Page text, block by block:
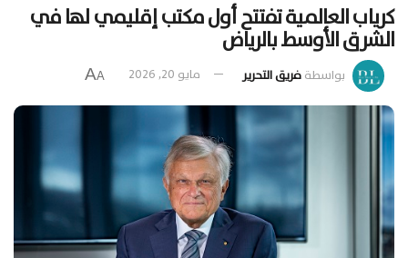
كرياب العالمية تفتتح أول مكتب إقليمي لها في
الشرق الأوسط بالرياض
بواسطةفريق التحرير مايو 20, 2026 A
A